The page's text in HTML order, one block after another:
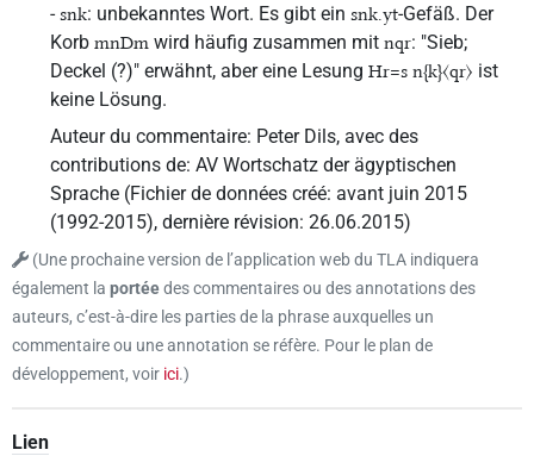
-snk: unbekanntes Wort. Es gibt ein snk.yt-Gefäß. Der
Korb mnDm wird häufig zusammen mit nqr: "Sieb;
Deckel (?)" erwähnt, aber eine Lesung Hr=s n{k}〈qr〉 ist
keine Lösung.
Auteur du commentaire: Peter Dils, avec des
contributions de: AV Wortschatz der ägyptischen
Sprache (Fichier de données créé: avant juin 2015
(1992-2015), dernière révision: 26.06.2015)
(Une prochaine version de l’application web du TLA indiquera
également la portéedes commentaires ou des annotations des
auteurs, c’est-à-dire les parties de la phrase auxquelles un
commentaire ou une annotation se réfère. Pour le plan de
développement, voir ici.)
Lien